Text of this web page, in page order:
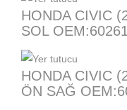
HONDA CIVIC
SOL
HONDA CIVIC
ÖN SAĞ